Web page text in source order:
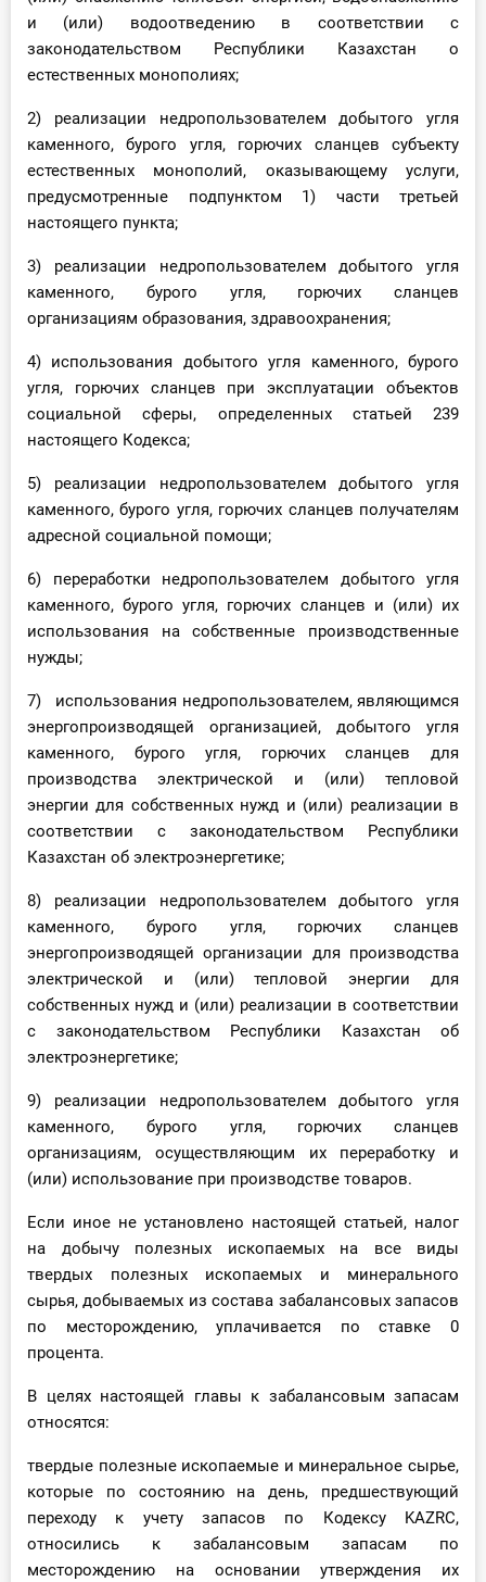
и (или) водоотведению в соответствии с
законодательством Республики Казахстан о
естественных монополиях;
2) реализации недропользователем добытого угля
каменного, бурого угля, горючих сланцев субъекту
естественных монополий, оказывающему услуги,
предусмотренные подпунктом 1) части третьей
настоящего пункта;
3) реализации недропользователем добытого угля
каменного, бурого угля, горючих сланцев
организациям образования, здравоохранения;
4) использования добытого угля каменного, бурого
угля, горючих сланцев при эксплуатации объектов
социальной сферы, определенных статьей 239
настоящего Кодекса;
5) реализации недропользователем добытого угля
каменного, бурого угля, горючих сланцев получателям
адресной социальной помощи;
6) переработки недропользователем добытого угля
каменного, бурого угля, горючих сланцев и (или) их
использования на собственные производственные
нужды;
7) использования недропользователем, являющимся
энергопроизводящей организацией, добытого угля
каменного, бурого угля, горючих сланцев для
производства электрической и (или) тепловой
энергии для собственных нужд и (или) реализации в
соответствии с законодательством Республики
Казахстан об электроэнергетике;
8) реализации недропользователем добытого угля
каменного, бурого угля, горючих сланцев
энергопроизводящей организации для производства
электрической и (или) тепловой энергии для
собственных нужд и (или) реализации в соответствии
с законодательством Республики Казахстан об
электроэнергетике;
9) реализации недропользователем добытого угля
каменного, бурого угля, горючих сланцев
организациям, осуществляющим их переработку и
(или) использование при производстве товаров.
Если иное не установлено настоящей статьей, налог
на добычу полезных ископаемых на все виды
твердых полезных ископаемых и минерального
сырья, добываемых из состава забалансовых запасов
по месторождению, уплачивается по ставке 0
процента.
В целях настоящей главы к забалансовым запасам
относятся:
твердые полезные ископаемые и минеральное сырье,
которые по состоянию на день, предшествующий
переходу к учету запасов по Кодексу KAZRC,
относились к забалансовым запасам по
месторождению на основании утверждения их